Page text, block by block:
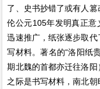
了、史书抄错了或有人
伦公元105年发明真正
迅速推广，纸张逐步取
写材料。著名的“洛阳纸
期北魏的首都亦迁往洛
之际是书写材料，南北朝